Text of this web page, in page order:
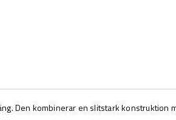
Den kombinerar en slitstark konstruktion